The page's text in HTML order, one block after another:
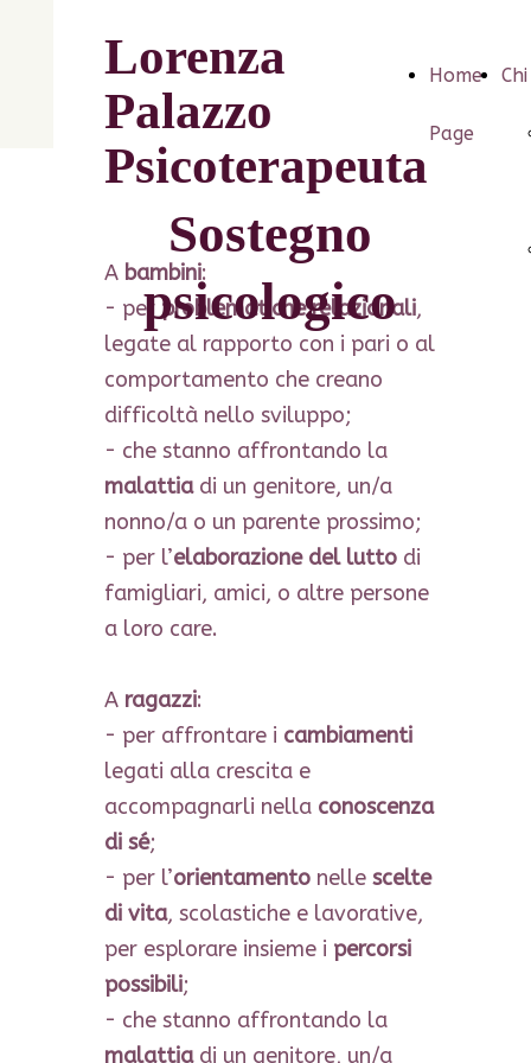
Lorenza
Palazzo
Psicoterapeuta
Home
Page
Sostegno
psicologico
A bambini:
- per problematiche relazionali,
legate al rapporto con i pari o al
comportamento che creano
difficoltà nello sviluppo;
- che stanno affrontando la
malattiadi un genitore, un/a
nonno/a o un parente prossimo;
- per l’elaborazione del lutto di
famigliari, amici, o altre persone
a loro care.
A ragazzi:
- per affrontare i cambiamenti
legati alla crescita e
accompagnarli nella conoscenza
di sé;
- per l’orientamento nelle scelte
di vita, scolastiche e lavorative,
per esplorare insieme i percorsi
possibili;
- che stanno affrontando la
malattiadi un genitore, un/a